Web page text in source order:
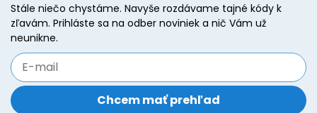
Stále niečo chystáme. Navyše rozdávame tajné kódy k
zľavám. Prihláste sa na odber noviniek a nič Vám už
neunikne.